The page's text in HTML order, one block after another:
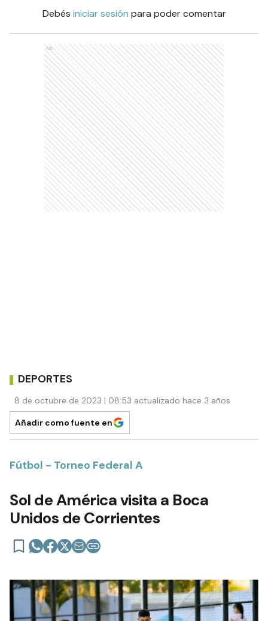
Debés iniciar sesión para poder comentar
Ads
DEPORTES
8 de octubre de 2023 | 08:53 actualizado hace 3 años
Añadir como fuente en
Fútbol - Torneo Federal A
Sol de América visita a Boca
Unidos de Corrientes